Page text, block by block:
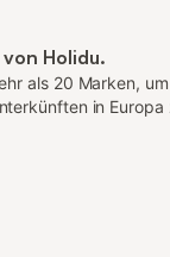
Holidu.
als 20 Marken,
in Europa